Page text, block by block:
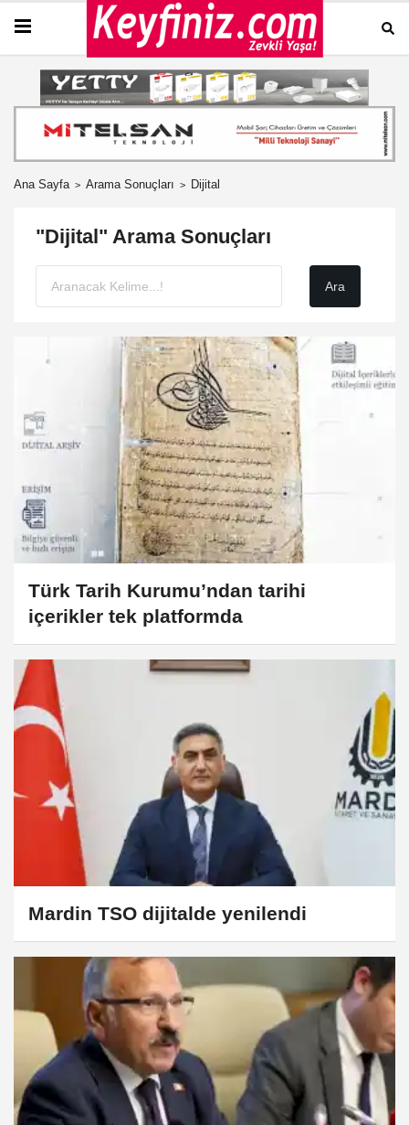
Ana Sayfa Arama Sonuçları Dijital
"Dijital" Arama Sonuçları
Türk Tarih Kurumu’ndan tarihi
içerikler tek platformda
Mardin TSO dijitalde yenilendi